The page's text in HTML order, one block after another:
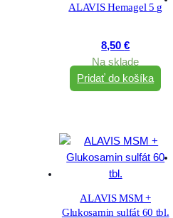
ALAVIS Hemagel 5 g
8,50€
Na sklade
Pridať do košíka
ALAVIS MSM +
Glukosamin sulfát 60 tbl.